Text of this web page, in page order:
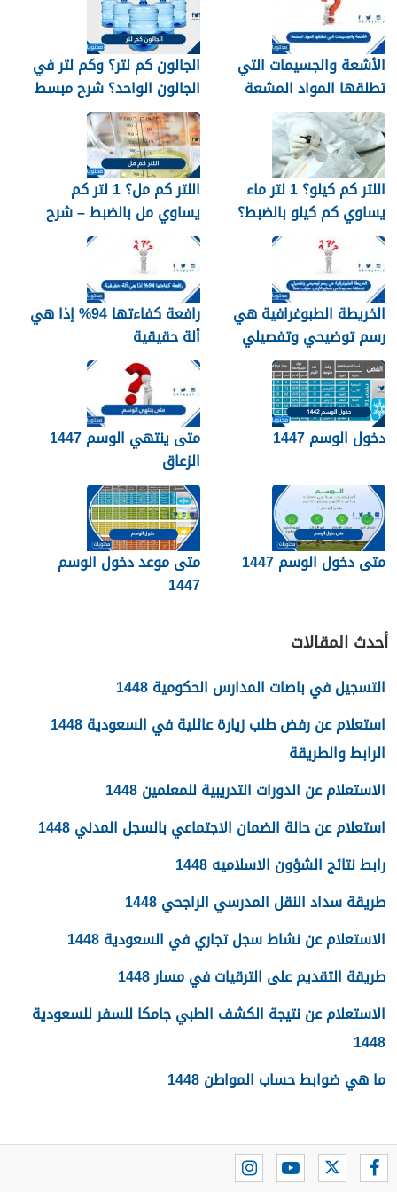
الأشعة والجسيمات التي
تطلقها المواد المشعة
الجالون كم لتر؟ وكم لتر في
الجالون الواحد؟ شرح مبسط
اللتر كم كيلو؟ 1 لتر ماء
يساوي كم كيلو بالضبط؟
اللتر كم مل؟ 1 لتر كم
يساوي مل بالضبط – شرح
مبسّط وواضح
الخريطة الطبوغرافية هي
رسم توضيحي وتفصيلي
لمنطقة محدودة من سطح
الأرض. صواب خطأ
رافعة كفاءتها 94% إذا هي
ألة حقيقية
دخول الوسم 1447
متى ينتهي الوسم 1447
الزعاق
متى دخول الوسم 1447
متى موعد دخول الوسم
1447
أحدث المقالات
التسجيل في باصات المدارس الحكومية 1448
استعلام عن رفض طلب زيارة عائلية في السعودية 1448
الرابط والطريقة
الاستعلام عن الدورات التدريبية للمعلمين 1448
استعلام عن حالة الضمان الاجتماعي بالسجل المدني 1448
رابط نتائج الشؤون الاسلاميه 1448
طريقة سداد النقل المدرسي الراجحي 1448
الاستعلام عن نشاط سجل تجاري في السعودية 1448
طريقة التقديم على الترقيات في مسار 1448
الاستعلام عن نتيجة الكشف الطبي جامكا للسفر للسعودية
1448
ما هي ضوابط حساب المواطن 1448